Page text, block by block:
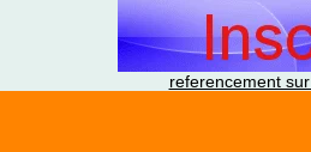
referencement